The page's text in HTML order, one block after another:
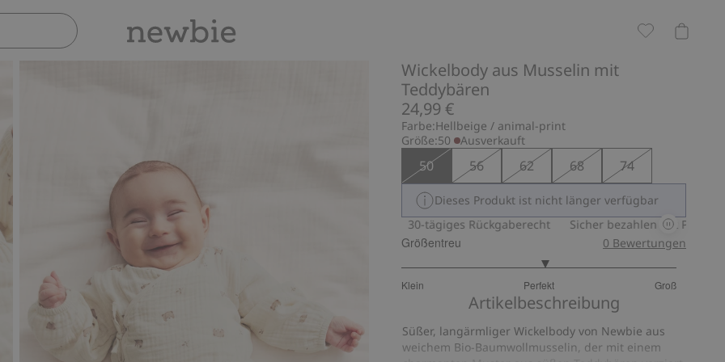
Wickelbody aus Musselin mit
Teddybären
24,99 €
Farbe:Hellbeige / animal-print
Größe:50 Ausverkauft
50 56 62 68 74
Dieses Produkt ist nicht länger verfügbar
Sicher bezahlen mit PayPal & Apple Pay
30-tägiges Rückgaberecht Sicher bezahlen mit PayPal &
Größentreu
Klein Perfekt Groß
von
22
Bewertungen
0 Bewertungen
Artikelbeschreibung
Süßer, langärmliger Wickelbody von Newbie aus
weichem Bio-Baumwollmusselin, der mit einem